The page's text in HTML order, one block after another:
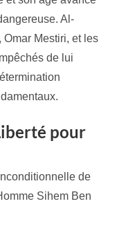
Al-
Omar Mestiri, et les
de lui
pour
de
Sihem Ben